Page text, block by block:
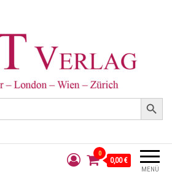
Search Button
MENÜ
0
0,00 €